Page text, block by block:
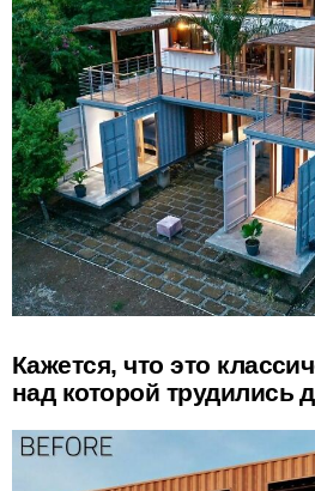
Кажется, что это
над которой трудились